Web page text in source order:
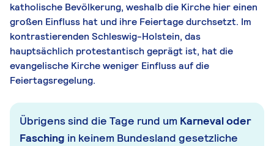
katholische Bevölkerung, weshalb die Kirche hier einen
großen Einfluss hat und ihre Feiertage durchsetzt. Im
kontrastierenden Schleswig-Holstein, das
hauptsächlich protestantisch geprägt ist, hat die
evangelische Kirche weniger Einfluss auf die
Feiertagsregelung.
Übrigens sind die Tage rund um Karneval oder
Fasching in keinem Bundesland gesetzliche